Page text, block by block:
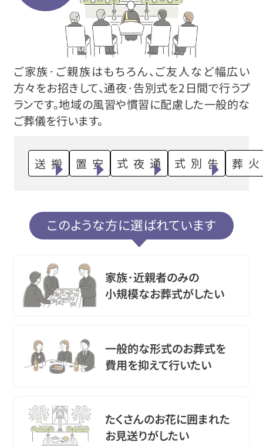
ご家族･ご親族はもちろん、ご友人など幅広い
方々をお招きして、通夜･告別式を2日間で行うプ
ランです。地域の風習や慣習に配慮した一般的な
ご葬儀を行います。
搬送 安置 通夜式 告別式 火葬
このような方に選ばれています
家族･近親者のみの
小規模なお葬式がしたい
一般的な形式のお葬式を
費用を抑えて行いたい
たくさんのお花に囲まれた
お見送りがしたい